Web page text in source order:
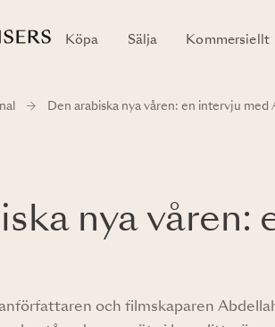
Köpa Sälja Kommersiellt
Den arabiska nya våren: en intervju med
nya
och filmskaparen